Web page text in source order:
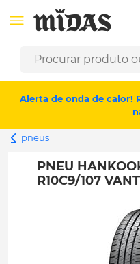
Alerta de onda de calor!
pneus
PNEU
R10C9/107